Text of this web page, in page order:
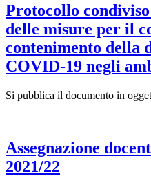
Protocollo
delle misure per il
contenimento della
COVID-19 negli
Si pubblica il documento in
Assegnazione
2021/22